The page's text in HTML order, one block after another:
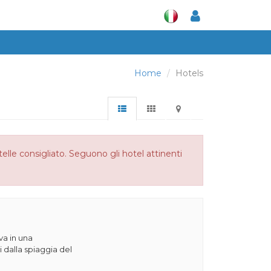
Home Hotels
consigliato. Seguono gli hotel attinenti
in una
dalla spiaggia del